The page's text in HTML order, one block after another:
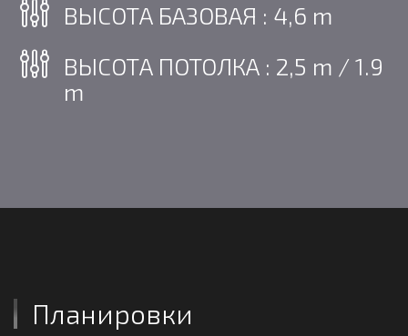
ВЫСОТА БАЗОВАЯ : 4,6 m
ВЫСОТА ПОТОЛКА : 2,5 m / 1.9
m
Планировки